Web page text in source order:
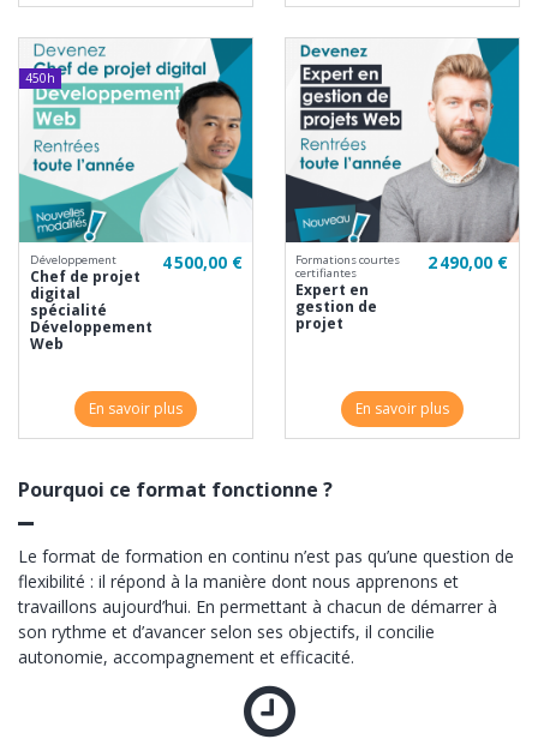
450h
Développement
Chef de projet
digital
spécialité
Développement
Web
4 500,00 €
En savoir plus
Formations courtes
certifiantes
Expert en
gestion de
projet
2 490,00 €
En savoir plus
Pourquoi ce format fonctionne ?
Le format de formation en continu n’est pas qu’une question de
flexibilité : il répond à la manière dont nous apprenons et
travaillons aujourd’hui. En permettant à chacun de démarrer à
son rythme et d’avancer selon ses objectifs, il concilie
autonomie, accompagnement et efficacité.